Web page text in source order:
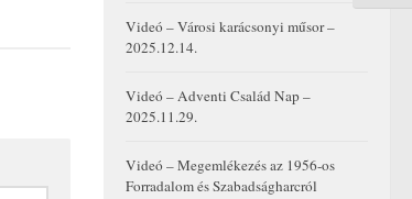
Videó – Városi karácsonyi műsor –
2025.12.14.
Videó – Adventi Család Nap –
2025.11.29.
Videó – Megemlékezés az 1956-os
Forradalom és Szabadságharcról